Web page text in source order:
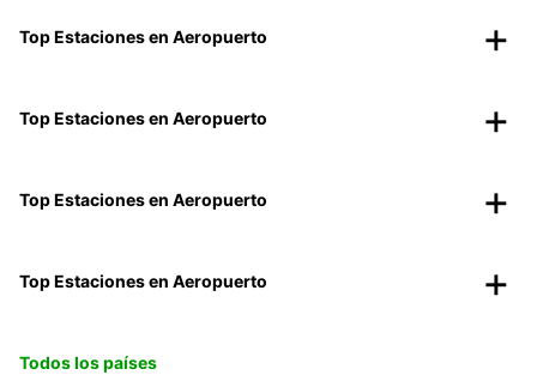
Top Estaciones en Aeropuerto
Top Estaciones en Aeropuerto
Top Estaciones en Aeropuerto
Top Estaciones en Aeropuerto
Todos los países